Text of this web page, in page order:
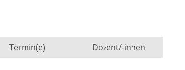
Termin(e) Dozent/-innen